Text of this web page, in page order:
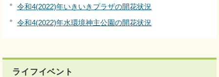
令和4(2022)年いきいきプラザの開花状況
令和4(2022)年水環境神主公園の開花状況
ライフイベント